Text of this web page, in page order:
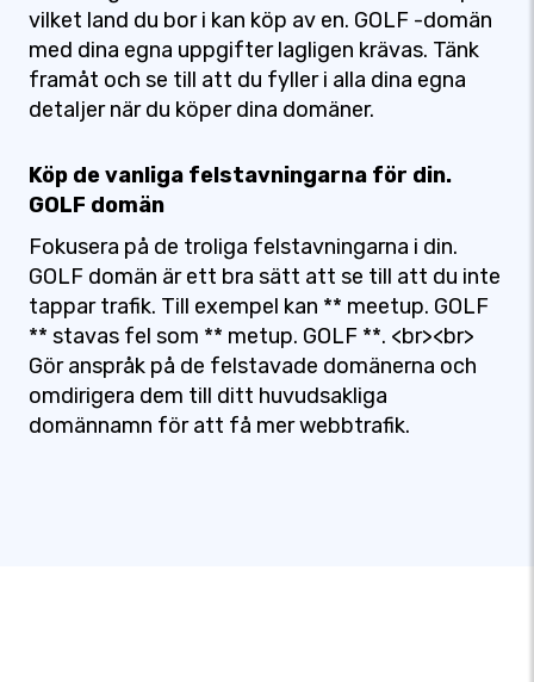
vilket land du bor i kan köp av en. GOLF -domän
med dina egna uppgifter lagligen krävas. Tänk
framåt och se till att du fyller i alla dina egna
detaljer när du köper dina domäner.
Köp de vanliga felstavningarna för din.
GOLF domän
Fokusera på de troliga felstavningarna i din.
GOLF domän är ett bra sätt att se till att du inte
tappar trafik. Till exempel kan ** meetup. GOLF
** stavas fel som ** metup. GOLF **. <br><br>
Gör anspråk på de felstavade domänerna och
omdirigera dem till ditt huvudsakliga
domännamn för att få mer webbtrafik.